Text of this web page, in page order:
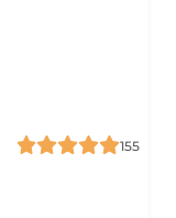
155